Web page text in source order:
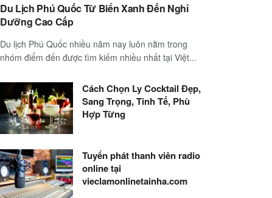
Du Lịch Phú Quốc Từ Biển Xanh Đến Nghỉ
Dưỡng Cao Cấp
Du lịch Phú Quốc nhiều năm nay luôn nằm trong
nhóm điểm đến được tìm kiếm nhiều nhất tại Việt...
Cách Chọn Ly Cocktail Đẹp,
Sang Trọng, Tinh Tế, Phù
Hợp Từng
Tuyển phát thanh viên radio
online tại
vieclamonlinetainha.com